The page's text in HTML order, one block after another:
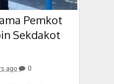
Pemkot
Sekdakot
ago 0